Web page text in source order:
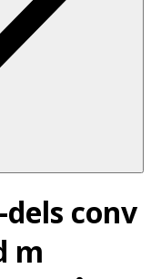
conv
m